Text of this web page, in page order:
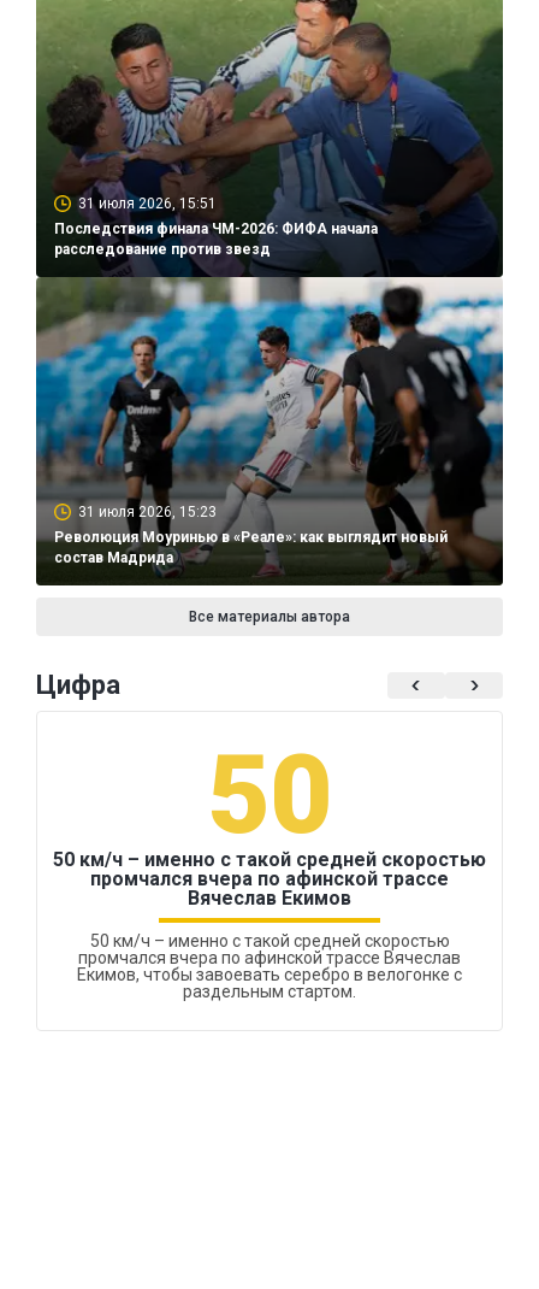
31 июля 2026, 15:51
Последствия финала ЧМ-2026: ФИФА начала
расследование против звезд
31 июля 2026, 15:23
Революция Моуринью в «Реале»: как выглядит новый
состав Мадрида
Все материалы автора
Цифра
50
50 км/ч – именно с такой средней скоростью
промчался вчера по афинской трассе
Вячеслав Екимов
50 км/ч – именно с такой средней скоростью
промчался вчера по афинской трассе Вячеслав
Екимов, чтобы завоевать серебро в велогонке с
раздельным стартом.